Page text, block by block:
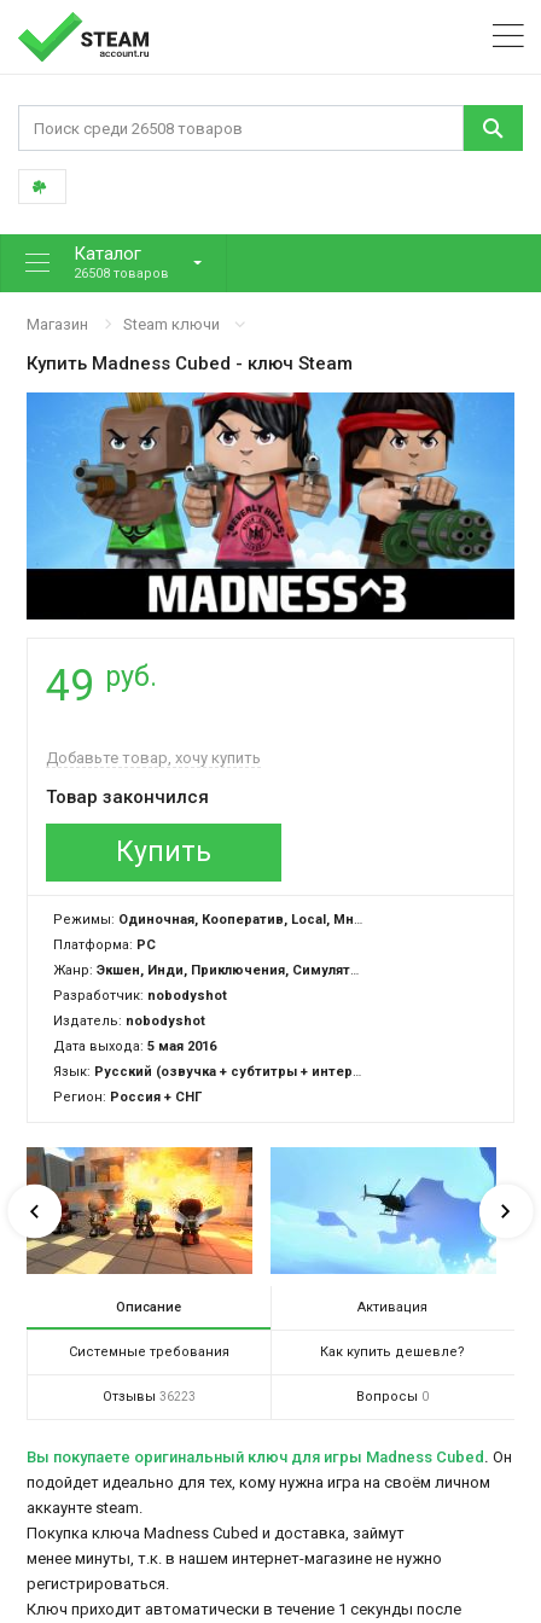
Каталог
26508 товаров
Магазин Steam ключи
Купить Madness Cubed - ключ Steam
49 руб.
Добавьте товар, хочу купить
Товар закончился
Купить
Режимы: Одиночная, Кооператив, Local, Многопользовательская, Cross-Platform Multiplayer
Платформа: PC
Жанр:Экшен, Инди, Приключения, Симулятор
Разработчик: nobodyshot
Издатель: nobodyshot
Дата выхода: 5 мая 2016
Язык: Русский (озвучка + субтитры + интерфейс), Английский (озвучка + субтитры + интерфейс)
Регион: Россия + СНГ
Описание Активация
Системные требования Как купить дешевле?
Отзывы 36223 Вопросы 0
Вы покупаете оригинальный ключ для игры Madness Cubed . Он
подойдет идеально для тех, кому нужна игра на своём личном
аккаунте steam.
Покупка ключа Madness Cubed и доставка, займут
менее минуты, т.к. в нашем интернет-магазине не нужно
регистрироваться.
Ключ приходит автоматически в течение 1 секунды после